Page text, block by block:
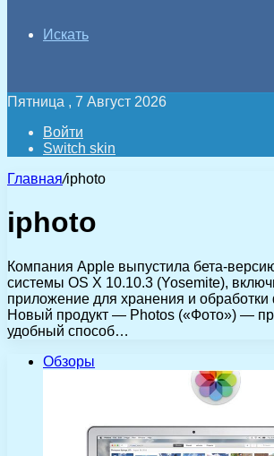
Искать
Пятница , 7 Август 2026
Войти
Switch skin
Главная/iphoto
iphoto
Компания Apple выпустила бета-
системы OS X 10.10.3 (Yosemite),
приложение для хранения и
Новый продукт — Photos («Фото») —
удобный способ…
Обзоры